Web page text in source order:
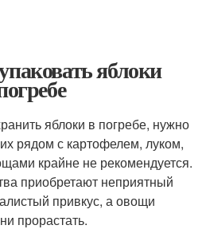
яблоки
яблоки в погребе, нужно
рядом с картофелем, луком,
крайне не рекомендуется.
приобретают неприятный
привкус, а овощи
прорастать.